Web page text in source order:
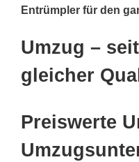
Entrümpler für den
Umzug –
gleicher
Preiswerte